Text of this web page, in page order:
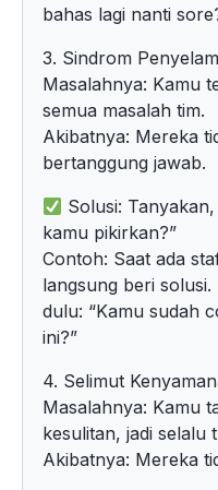
bahas lagi nanti
3. Sindrom
Masalahnya: Kamu
semua masalah tim.
Akibatnya: Mereka
bertanggung jawab.
Solusi:
kamu pikirkan?”
Contoh: Saat ada
langsung beri
dulu: “Kamu sudah
ini?”
4. Selimut
Masalahnya: Kamu
kesulitan, jadi selalu
Akibatnya: Mereka